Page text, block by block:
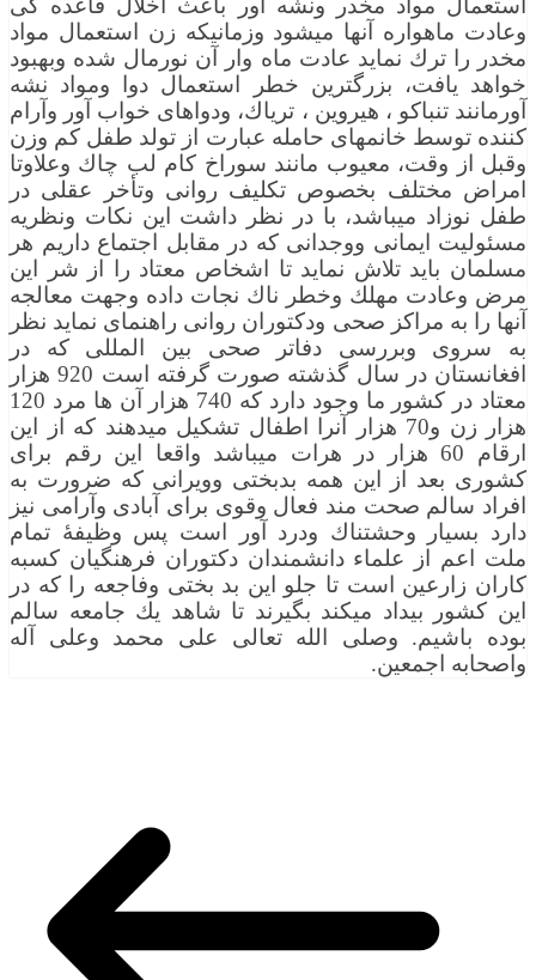
استعمال مواد مخدر ونشه آور باعث اخلال قاعده گی
وعادت ماهواره آنها میشود وزمانیكه زن استعمال مواد
مخدر را ترك نماید عادت ماه وار آن نورمال شده وبهبود
خواهد یافت، بزرگترین خطر استعمال دوا ومواد نشه
آورمانند تنباكو ، هیروین ، تریاك، ودواهای خواب آور وآرام
كننده توسط خانمهای حامله عبارت از تولد طفل كم وزن
وقبل از وقت، معیوب مانند سوراخ كام لب چاك وعلاوتا
امراض مختلف بخصوص تكلیف روانی وتأخر عقلی در
طفل نوزاد میباشد، با در نظر داشت این نكات ونظریه
مسئولیت ایمانی ووجدانی كه در مقابل اجتماع داریم هر
مسلمان باید تلاش نماید تا اشخاص معتاد را از شر این
مرض وعادت مهلك وخطر ناك نجات داده وجهت معالجه
آنها را به مراكز صحی ودكتوران روانی راهنمای نماید نظر
به سروی وبررسی دفاتر صحی بین المللی كه در
افغانستان در سال گذشته صورت گرفته است 920 هزار
معتاد در كشور ما وجود دارد كه 740 هزار آن ها مرد 120
هزار زن و70 هزار آنرا اطفال تشكیل میدهند كه از این
ارقام 60 هزار در هرات میباشد واقعا این رقم برای
كشوری بعد از این همه بدبختی وویرانی كه ضرورت به
افراد سالم صحت مند فعال وقوی برای آبادی وآرامی نیز
دارد بسیار وحشتناك ودرد آور است پس وظیفۀ تمام
ملت اعم از علماء دانشمندان دكتوران فرهنگیان كسبه
كاران زارعین است تا جلو این بد بختی وفاجعه را كه در
این كشور بیداد میكند بگیرند تا شاهد یك جامعه سالم
بوده باشیم. وصلی الله تعالی علی محمد وعلی آله
واصحابه اجمعین.